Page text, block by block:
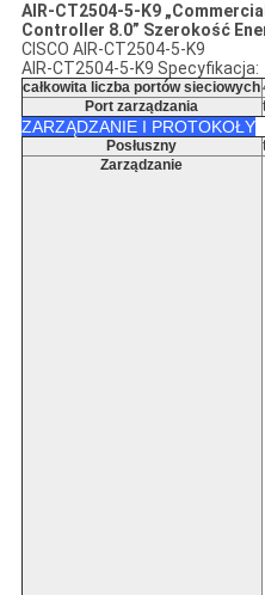
AIR-CT2504-5-K9
Controller 8.0” Szerokość
CISCO AIR-CT2504-5-K9
AIR-CT2504-5-K9 Specyfikacja:
całkowita liczba portów sieciowych
Port zarządzania
ZARZĄDZANIE I PROTOKOŁY
Posłuszny
Zarządzanie